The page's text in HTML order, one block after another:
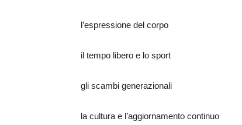
l’espressione del corpo
il tempo libero e lo sport
gli scambi generazionali
la cultura e l’aggiornamento continuo